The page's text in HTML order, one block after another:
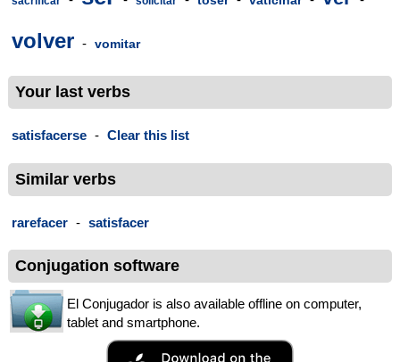
volver - vomitar
Your last verbs
satisfacerse - Clear this list
Similar verbs
rarefacer - satisfacer
Conjugation software
El Conjugador is also available offline on computer,
tablet and smartphone.